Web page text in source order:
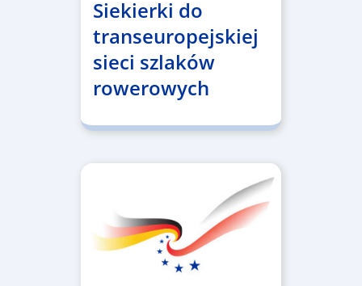
Siekierki do
transeuropejskiej
sieci szlaków
rowerowych